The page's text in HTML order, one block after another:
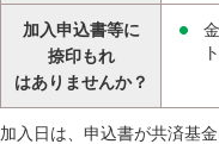
加入申込書等に
捺印もれ
はありませんか？
加入日は、申込書が共済基